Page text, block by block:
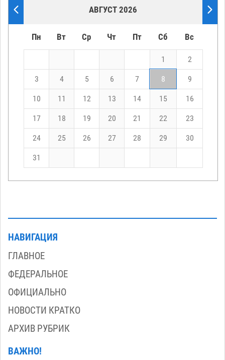
АВГУСТ 2026
Пн Вт Ср Чт Пт Сб Вс
1 2
3 4 5 6 7 8 9
10 11 12 13 14 15 16
17 18 19 20 21 22 23
24 25 26 27 28 29 30
31
НАВИГАЦИЯ
ГЛАВНОЕ
ФЕДЕРАЛЬНОЕ
ОФИЦИАЛЬНО
НОВОСТИ КРАТКО
АРХИВ РУБРИК
ВАЖНО!